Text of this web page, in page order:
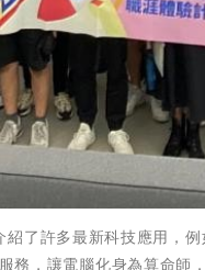
了許多最新科技應用，
，讓電腦化身為算命師